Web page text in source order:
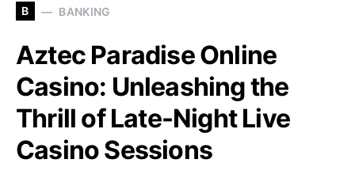
B BANKING
Aztec Paradise Online
Casino: Unleashing the
Thrill of Late-Night Live
Casino Sessions